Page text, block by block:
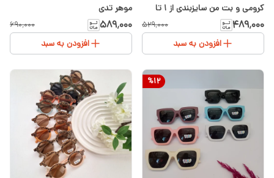
کرومی و بت من سایزبندی از ۱ تا
۵سال
۴۸۹٬۰۰۰ ۵۲۹٬۰۰۰
افزودن به سبد
موهر تدی
۵۸۹٬۰۰۰ ۶۹۰٬۰۰۰
افزودن به سبد
%12